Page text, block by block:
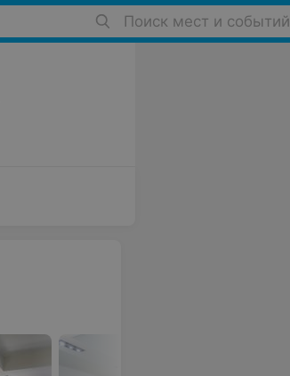
Поиск мест и событий